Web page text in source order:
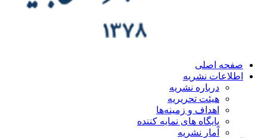
اصلی
نشریه
درباره نشریه
هیئت تحریریه
اهداف و زمینه‌ها
پایگاه های نمایه کننده
آمار نشریه